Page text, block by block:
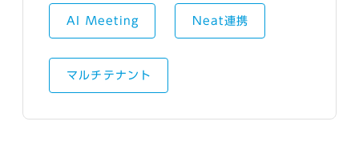
AI Meeting Neat連携
マルチテナント